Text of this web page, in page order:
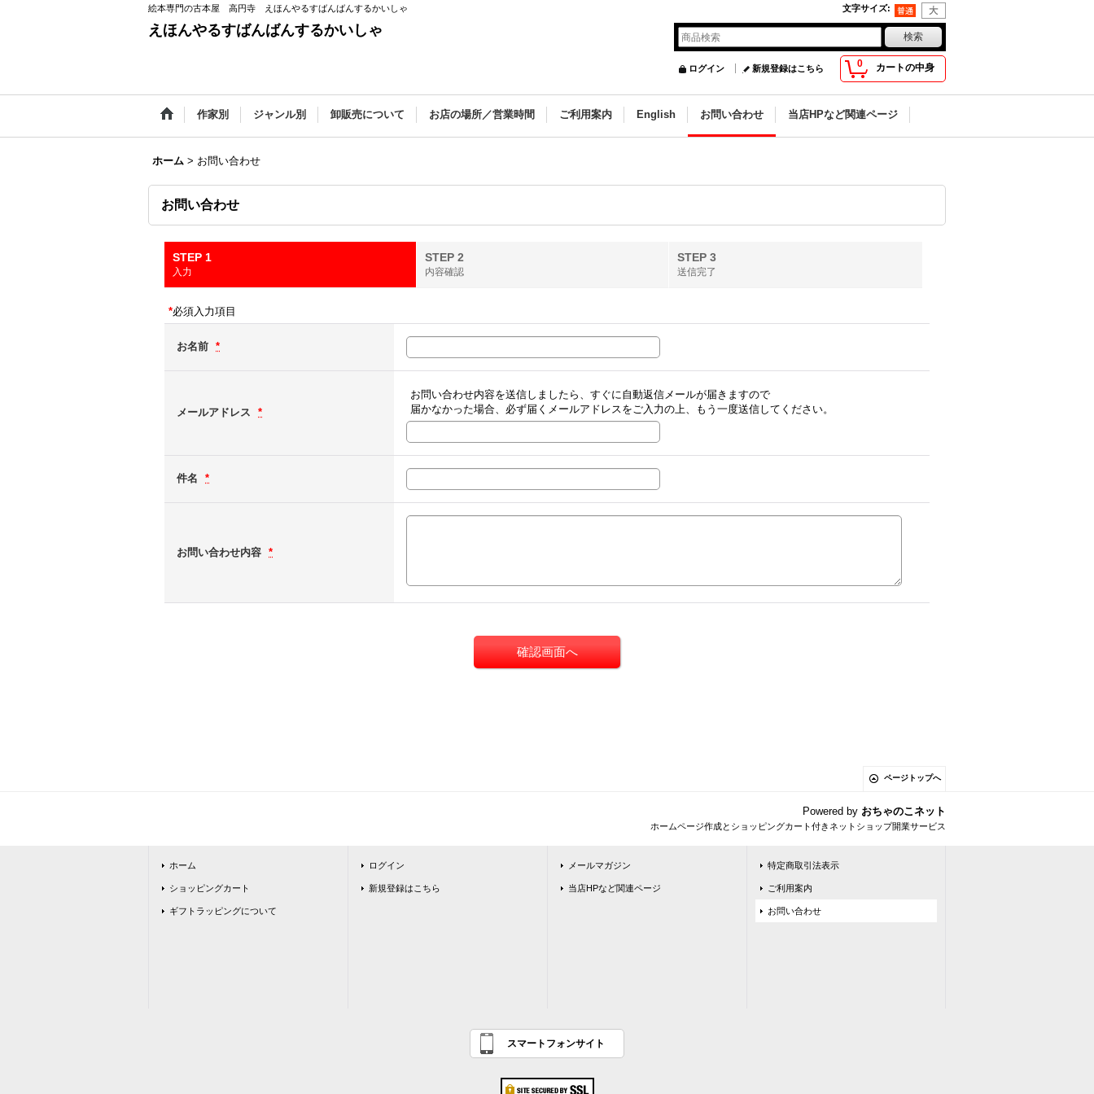
絵本専門の古本屋 高円寺 えほんやるすばんばんするかいしゃ 文字サイズ:
えほんやるすばんばんするかいしゃ
0 カートの中身
ログイン 新規登録はこちら
作家別 ジャンル別 卸販売について お店の場所／営業時間 ご利用案内 English お問い合わせ 当店HPなど関連ページ
ホーム > お問い合わせ
お問い合わせ
STEP 1
入力
STEP 2
内容確認
STEP 3
送信完了
*必須入力項目
お名前 *
メールアドレス *
お問い合わせ内容を送信しましたら、すぐに自動返信メールが届きますので
届かなかった場合、必ず届くメールアドレスをご入力の上、もう一度送信してください。
件名 *
お問い合わせ内容 *
ページトップへ
Powered by おちゃのこネット
ホームページ作成とショッピングカート付きネットショップ開業サービス
ホーム
ショッピングカート
ギフトラッピングについて
ログイン
新規登録はこちら
メールマガジン
当店HPなど関連ページ
特定商取引法表示
ご利用案内
お問い合わせ
スマートフォンサイト